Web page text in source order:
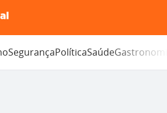
SegurançaPolíticaSaúdeGastronomia